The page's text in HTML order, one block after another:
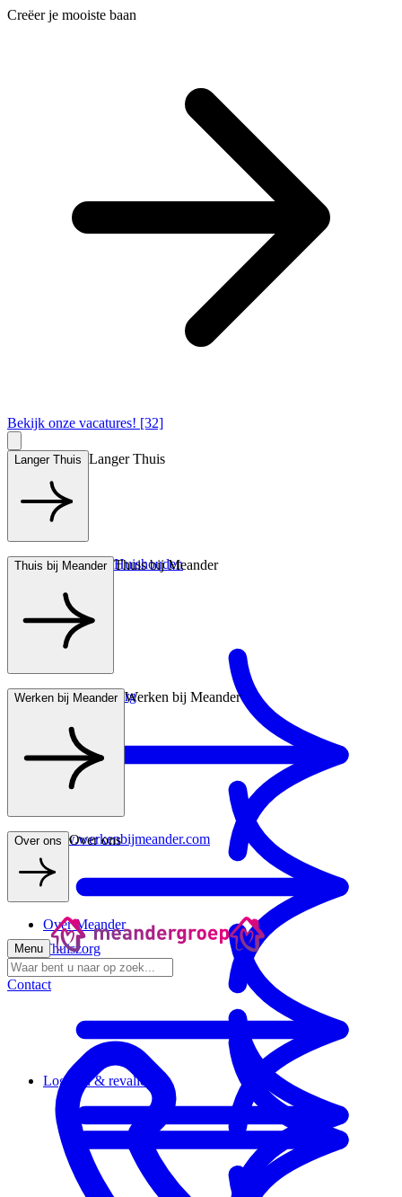
Creëer je mooiste baan
Bekijk onze vacatures! [32]
Langer Thuis Langer Thuis
Hulp bij het Huishouden
Thuiszorg
Thuis bij Meander Thuis bij Meander
Wonen met zorg
Logeren & revalideren
Werken bij Meander Werken bij Meander
www.werkenbijmeander.com
Over ons Over ons
Over Meander
Menu
Contact